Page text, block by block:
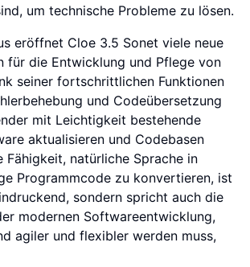
um technische Probleme zu lösen.
eröffnet Cloe 3.5 Sonet viele neue
für die Entwicklung und Pflege von
seiner fortschrittlichen Funktionen
und Codeübersetzung
mit Leichtigkeit bestehende
aktualisieren und Codebasen
Fähigkeit, natürliche Sprache in
Programmcode zu konvertieren, ist
sondern spricht auch die
modernen Softwareentwicklung,
agiler und flexibler werden muss,